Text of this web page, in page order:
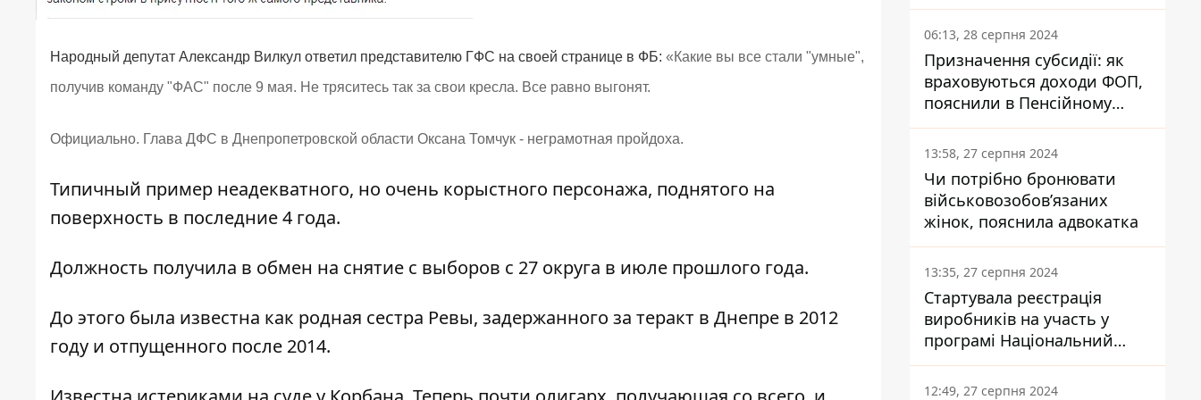
Народный депутат Александр Вилкул ответил представителю ГФС на своей странице в ФБ: «Какие вы все стали "умные",
получив команду "ФАС" после 9 мая. Не тряситесь так за свои кресла. Все равно выгонят.
Официально. Глава ДФС в Днепропетровской области Оксана Томчук - неграмотная пройдоха.
Типичный пример неадекватного, но очень корыстного персонажа, поднятого на
поверхность в последние 4 года.
Должность получила в обмен на снятие с выборов с 27 округа в июле прошлого года.
До этого была известна как родная сестра Ревы, задержанного за теракт в Днепре в 2012
году и отпущенного после 2014.
заплатить кожен українець
06:13, 28 серпня 2024
Призначення субсидії: як
враховуються доходи ФОП,
пояснили в Пенсійному
фонді
13:58, 27 серпня 2024
Чи потрібно бронювати
військовозобов’язаних
жінок, пояснила адвокатка
13:35, 27 серпня 2024
Стартувала реєстрація
виробників на участь у
програмі Національний
кешбек: як це зробити
через портал Дія
12:49, 27 серпня 2024